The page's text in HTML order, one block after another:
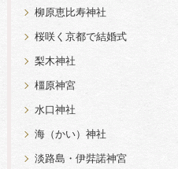
柳原恵比寿神社
桜咲く京都で結婚式
梨木神社
橿原神宮
水口神社
海（かい）神社
淡路島・伊弉諾神宮